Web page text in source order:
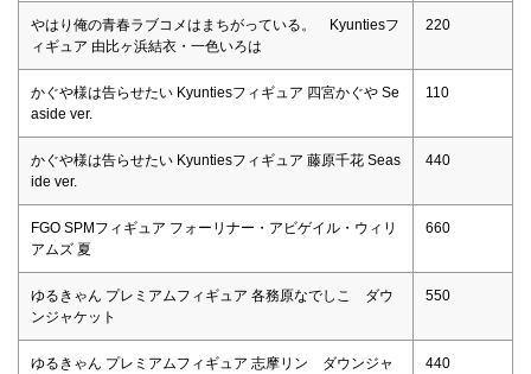
やはり俺の青春ラブコメはまちがっている。 Kyuntiesフ
ィギュア 由比ヶ浜結衣・一色いろは
220
かぐや様は告らせたい Kyuntiesフィギュア 四宮かぐや Se
aside ver.
110
かぐや様は告らせたい Kyuntiesフィギュア 藤原千花 Seas
ide ver.
440
FGO SPMフィギュア フォーリナー・アビゲイル・ウィリ
アムズ 夏
660
ゆるきゃん プレミアムフィギュア 各務原なでしこ ダウ
ンジャケット
550
ゆるきゃん プレミアムフィギュア 志摩リン ダウンジャ
440